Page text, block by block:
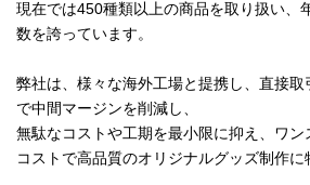
現在では450種類以上の商品を取り扱い、
数を誇っています。
弊社は、様々な海外工場と提携し、直接取
で中間マージンを削減し、
無駄なコストや工期を最小限に抑え、ワ
コストで高品質のオリジナルグッズ制作に